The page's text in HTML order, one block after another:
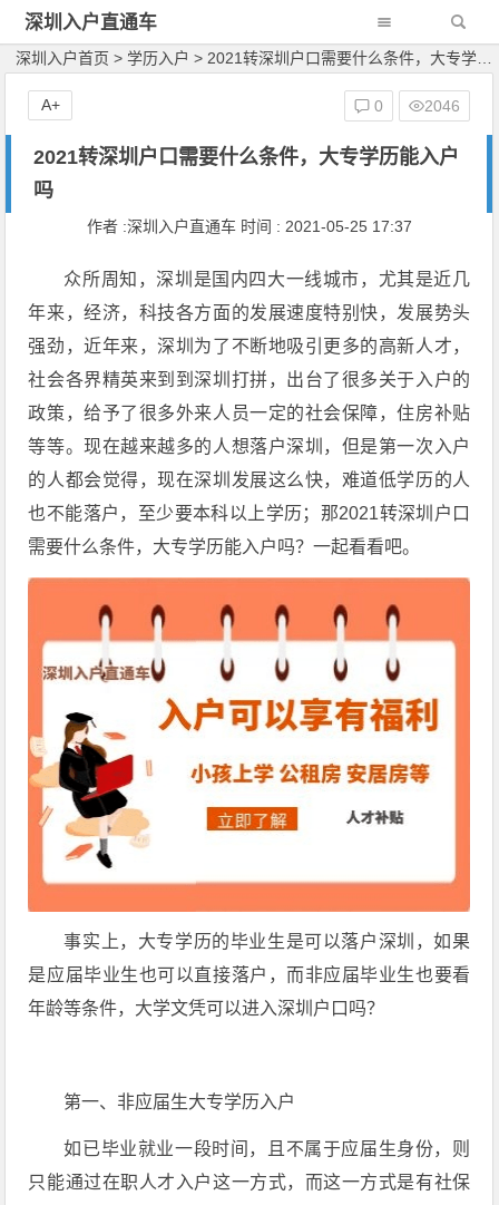
深圳入户直通车
深圳入户首页 > 学历入户 > 2021转深圳户口需要什么条件，大专学历能入户吗
2021转深圳户口需要什么条件，大专学历能入户
吗
作者 :深圳入户直通车 时间 : 2021-05-25 17:37
0 2046
A+
众所周知，深圳是国内四大一线城市，尤其是近几
年来，经济，科技各方面的发展速度特别快，发展势头
强劲，近年来，深圳为了不断地吸引更多的高新人才，
社会各界精英来到到深圳打拼，出台了很多关于入户的
政策，给予了很多外来人员一定的社会保障，住房补贴
等等。现在越来越多的人想落户深圳，但是第一次入户
的人都会觉得，现在深圳发展这么快，难道低学历的人
也不能落户，至少要本科以上学历；那2021转深圳户口
需要什么条件，大专学历能入户吗？一起看看吧。
事实上，大专学历的毕业生是可以落户深圳，如果
是应届毕业生也可以直接落户，而非应届毕业生也要看
年龄等条件，大学文凭可以进入深圳户口吗？
第一、非应届生大专学历入户
如已毕业就业一段时间，且不属于应届生身份，则
只能通过在职人才入户这一方式，而这一方式是有社保